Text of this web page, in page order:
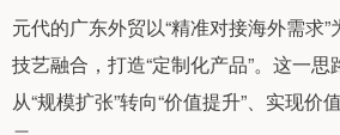
元代的广东外贸以“精准对接海外需求
技艺融合，打造“定制化产品”。这一
从“规模扩张”转向“价值提升”、实现价